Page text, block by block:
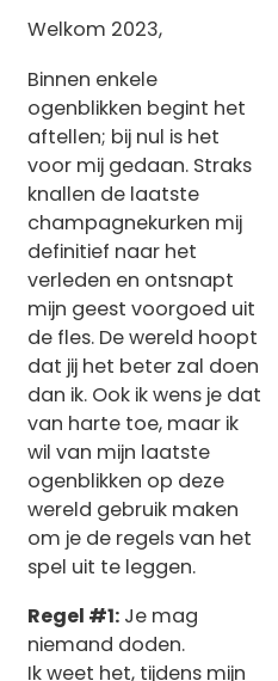
Welkom 2023,
Binnen enkele
ogenblikken begint het
aftellen; bij nul is het
voor mij gedaan. Straks
knallen de laatste
champagnekurken mij
definitief naar het
verleden en ontsnapt
mijn geest voorgoed uit
de fles. De wereld hoopt
dat jij het beter zal doen
dan ik. Ook ik wens je dat
van harte toe, maar ik
wil van mijn laatste
ogenblikken op deze
wereld gebruik maken
om je de regels van het
spel uit te leggen.
Regel #1: Je mag
niemand doden.
Ik weet het, tijdens mijn